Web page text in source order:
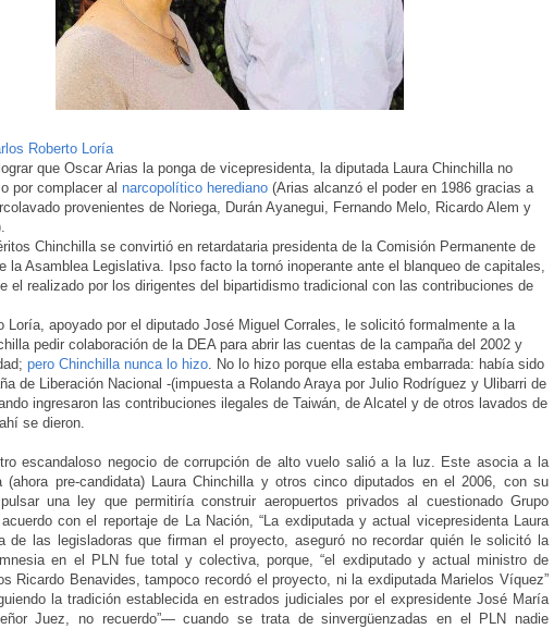
Roberto Loría
que Oscar Arias la ponga de vicepresidenta, la diputada Laura Chinchilla no
por complacer al narcopolítico herediano (Arias alcanzó el poder en 1986 gracias a
provenientes de Noriega, Durán Ayanegui, Fernando Melo, Ricardo Alem y
Chinchilla se convirtió en retardataria presidenta de la Comisión Permanente de
la Asamblea Legislativa. Ipso facto la tornó inoperante ante el blanqueo de capitales,
el realizado por los dirigentes del bipartidismo tradicional con las contribuciones de
Loría, apoyado por el diputado José Miguel Corrales, le solicitó formalmente a la
pedir colaboración de la DEA para abrir las cuentas de la campaña del 2002 y
pero Chinchilla nunca lo hizo. No lo hizo porque ella estaba embarrada: había sido
de Liberación Nacional -(impuesta a Rolando Araya por Julio Rodríguez y Ulibarri de
ingresaron las contribuciones ilegales de Taiwán, de Alcatel y de otros lavados de
se dieron.
escandaloso negocio de corrupción de alto vuelo salió a la luz. Este asocia a la
(ahora pre-candidata) Laura Chinchilla y otros cinco diputados en el 2006, con su
una ley que permitiría construir aeropuertos privados al cuestionado Grupo
con el reportaje de La Nación, “La exdiputada y actual vicepresidenta Laura
de las legisladoras que firman el proyecto, aseguró no recordar quién le solicitó la
en el PLN fue total y colectiva, porque, “el exdiputado y actual ministro de
Ricardo Benavides, tampoco recordó el proyecto, ni la exdiputada Marielos Víquez”
la tradición establecida en estrados judiciales por el expresidente José María
Juez, no recuerdo”— cuando se trata de sinvergüenzadas en el PLN nadie